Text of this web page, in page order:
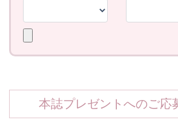
本誌プレゼントへのご応